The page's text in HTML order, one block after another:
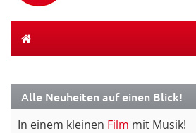
Alle Neuheiten auf einen Blick!
In einem kleinen Film mit Musik!